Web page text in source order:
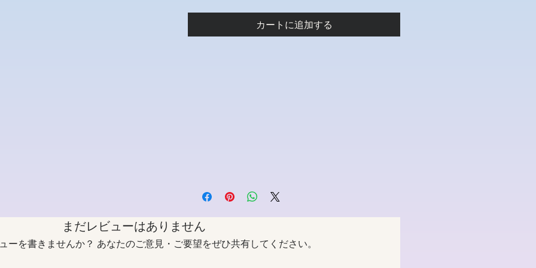
カートに追加する
まだレビューはありません
ーを書きませんか？ あなたのご意見・ご要望をぜひ共有してください。